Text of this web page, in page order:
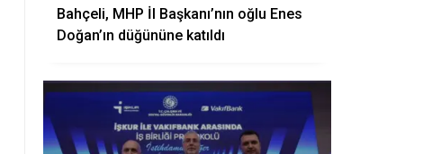
Bahçeli, MHP İl Başkanı’nın oğlu Enes
Doğan’ın düğününe katıldı